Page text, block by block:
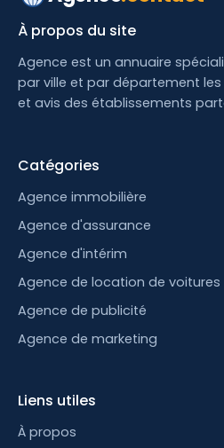
À propos du site
Agence est un annuaire
par ville et par département
et avis des établissements
Catégories
Agence immobilière
Agence d'assurance
Agence d'intérim
Agence de location de voitures
Agence de publicité
Agence de marketing
Liens utiles
À propos